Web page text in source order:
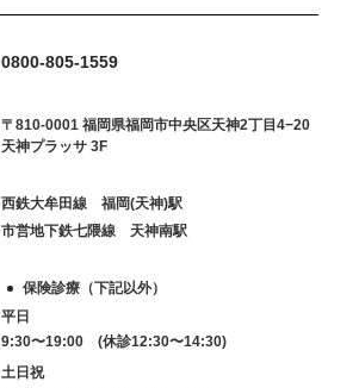
0800-805-1559
〒810-0001 福岡県福岡市中央区天神2丁目4−20
天神プラッサ 3F
西鉄大牟田線 福岡(天神)駅
市営地下鉄七隈線 天神南駅
保険診療（下記以外）
平日
9:30〜19:00 (休診12:30〜14:30)
土日祝